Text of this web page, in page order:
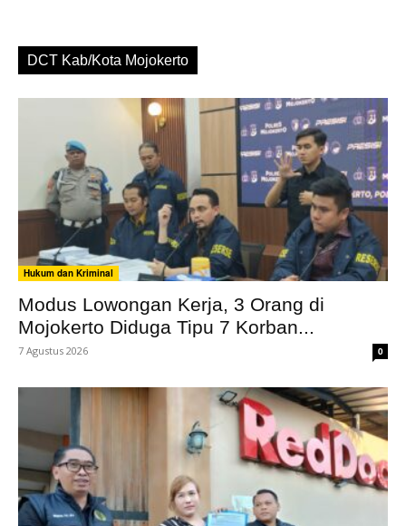
DCT Kab/Kota Mojokerto
Hukum dan Kriminal
Modus Lowongan Kerja, 3 Orang di
Mojokerto Diduga Tipu 7 Korban...
7 Agustus 2026 0